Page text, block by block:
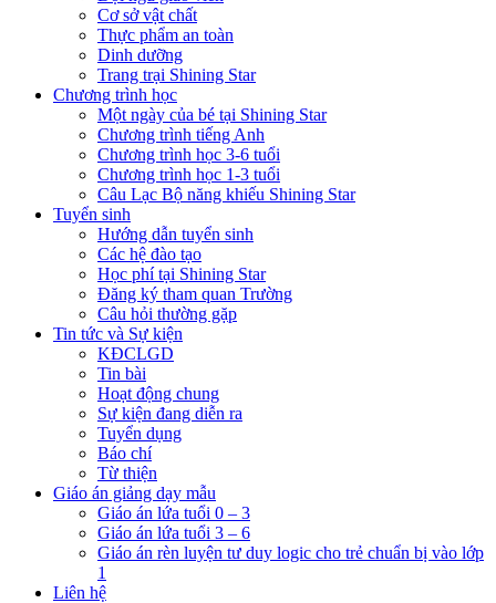
Cơ sở vật chất
Thực phẩm an toàn
Dinh dưỡng
Trang trại Shining Star
Chương trình học
Một ngày của bé tại Shining Star
Chương trình tiếng Anh
Chương trình học 3-6 tuổi
Chương trình học 1-3 tuổi
Câu Lạc Bộ năng khiếu Shining Star
Tuyển sinh
Hướng dẫn tuyển sinh
Các hệ đào tạo
Học phí tại Shining Star
Đăng ký tham quan Trường
Câu hỏi thường gặp
Tin tức và Sự kiện
KĐCLGD
Tin bài
Hoạt động chung
Sự kiện đang diễn ra
Tuyển dụng
Báo chí
Từ thiện
Giáo án giảng dạy mẫu
Giáo án lứa tuổi 0 – 3
Giáo án lứa tuổi 3 – 6
Giáo án rèn luyện tư duy logic cho trẻ chuẩn bị vào lớp
1
Liên hệ